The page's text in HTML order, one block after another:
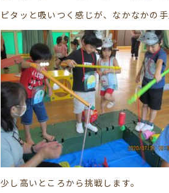
ピタッと吸いつく感じが、なかなかの
少し高いところから挑戦します。